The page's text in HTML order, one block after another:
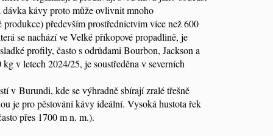
dávka kávy proto může ovlivnit mnoho
především prostřednictvím více než 600
se nachází ve Velké příkopové propadlině, je
profily, často s odrůdami Bourbon, Jackson a
v letech 2024/25, je soustředěna v severních
v Burundi, kde se výhradně sbírají zralé třešně
je pro pěstování kávy ideální. Vysoká hustota řek
přes 1700 m n. m.).